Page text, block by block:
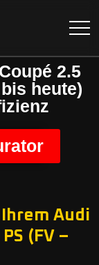
2.5
heute)
Ihrem Audi
(FV –